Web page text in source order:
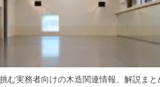
む実務者向けの木造関連情報、解説まと